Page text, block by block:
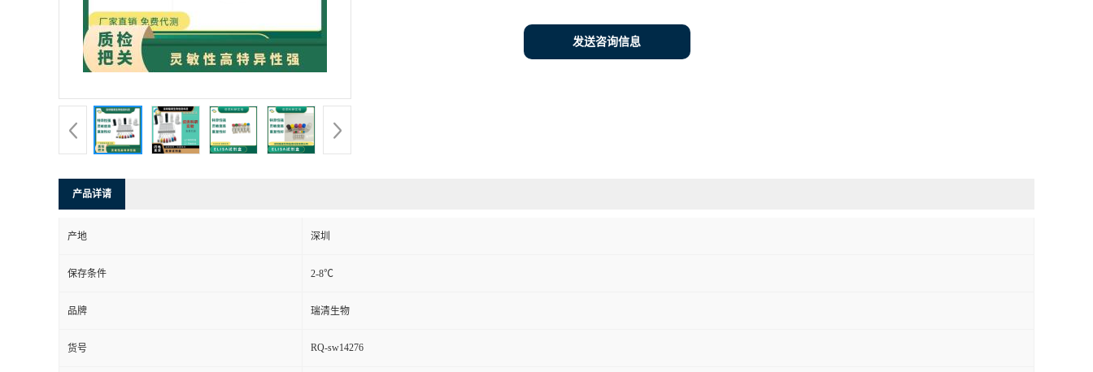
发送咨询信息
产品详请
产地 深圳
保存条件 2-8℃
品牌 瑞清生物
货号 RQ-sw14276